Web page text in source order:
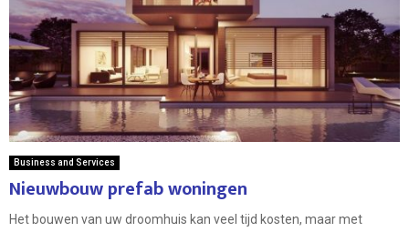
Business and Services
Nieuwbouw prefab woningen
Het bouwen van uw droomhuis kan veel tijd kosten, maar met